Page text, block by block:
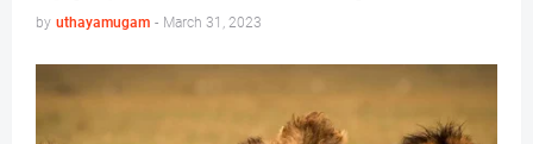
by uthayamugam - March 31, 2023